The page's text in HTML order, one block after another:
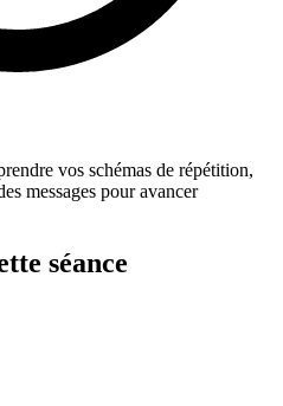
vos schémas de répétition,
messages pour avancer
séance